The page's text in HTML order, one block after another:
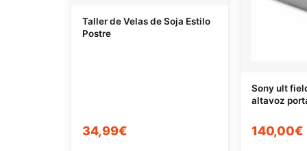
Taller de Velas de Soja Estilo
Postre
34,99€
Sony ult
altavoz
140,00€